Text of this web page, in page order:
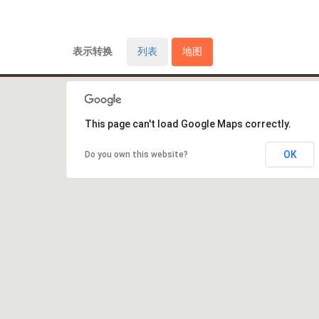
表示转换 列表 地图
This page can't load Google Maps correctly.
Do you own this website? OK